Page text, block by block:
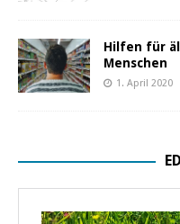
Hilfen für
Menschen
1. April 2020